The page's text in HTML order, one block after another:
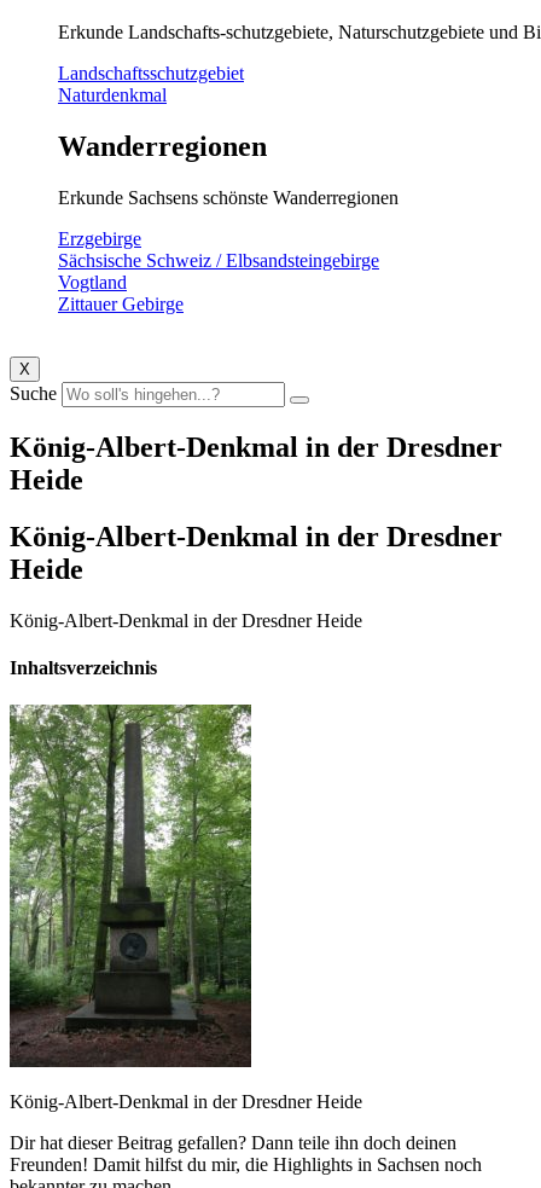
Erkunde Landschafts-schutzgebiete, Naturschutzgebiete und
Landschaftsschutzgebiet
Naturdenkmal
Wanderregionen
Erkunde Sachsens schönste Wanderregionen
Erzgebirge
Sächsische Schweiz / Elbsandsteingebirge
Vogtland
Zittauer Gebirge
X
Suche
König-Albert-Denkmal in der Dresdner
Heide
König-Albert-Denkmal in der Dresdner
Heide
König-Albert-Denkmal in der Dresdner Heide
Inhaltsverzeichnis
König-Albert-Denkmal in der Dresdner Heide
Dir hat dieser Beitrag gefallen? Dann teile ihn doch deinen
Freunden! Damit hilfst du mir, die Highlights in Sachsen noch